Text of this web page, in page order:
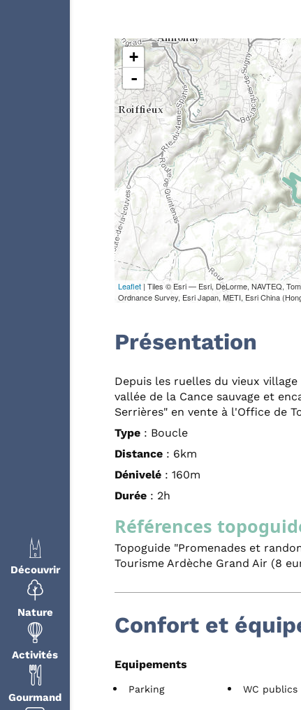
Découvrir
Nature
Activités
Gourmand
+
-
Leaflet | Tiles © Esri — Esri, DeLorme, NAVTEQ,
Ordnance Survey, Esri Japan, METI, Esri China
Présentation
Depuis les ruelles du vieux
vallée de la Cance sauvage et
Serrières" en vente à l'Office de
Type : Boucle
Distance : 6km
Dénivelé : 160m
Durée : 2h
Références
Topoguide "Promenades et
Tourisme Ardèche Grand Air (8
Confort et
Equipements
Parking WC publics